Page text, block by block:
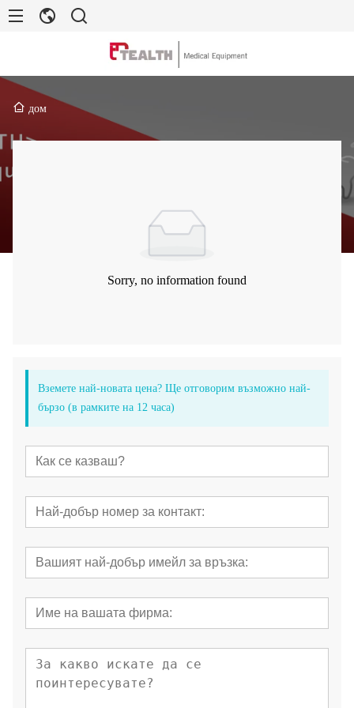
дом
Sorry, no information found
Вземете най-новата цена? Ще отговорим възможно най-
бързо (в рамките на 12 часа)